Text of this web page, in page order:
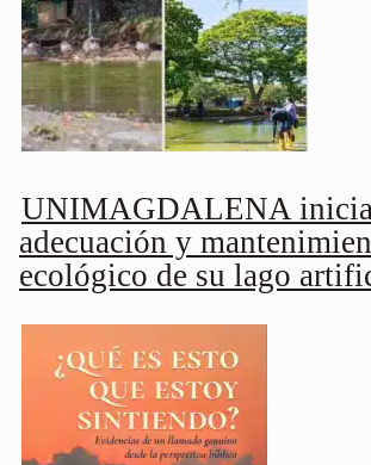
UNIMAGDALENA
adecuación y
ecológico de su lago